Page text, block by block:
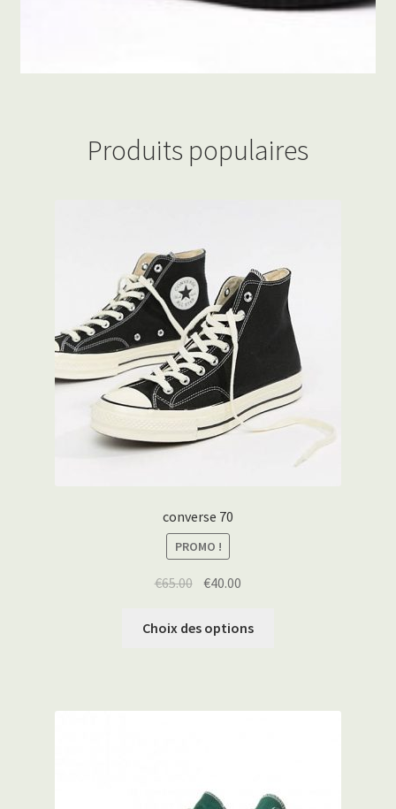
Produits populaires
converse 70
PROMO !
€65.00 €40.00
Choix des options